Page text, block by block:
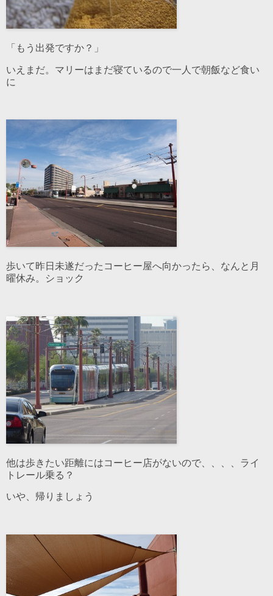
「もう出発ですか？」
いえまだ。マリーはまだ寝ているので一人で朝飯など食い
に
歩いて昨日未遂だったコーヒー屋へ向かったら、なんと月
曜休み。ショック
他は歩きたい距離にはコーヒー店がないので、、、、ライ
トレール乗る？
いや、帰りましょう